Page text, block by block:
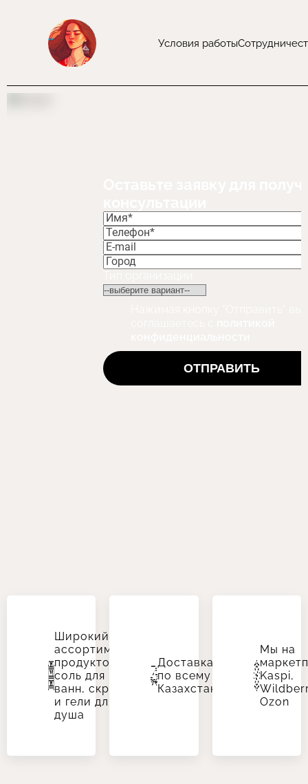
Условия работы
ОТПРАВИТЬ
Широкий
ассортимент
продуктов:
соль для
ванн, скрабы
и гели для
душа
Доставка
по всему
Казахстану
Мы на
Kaspi,
Ozon